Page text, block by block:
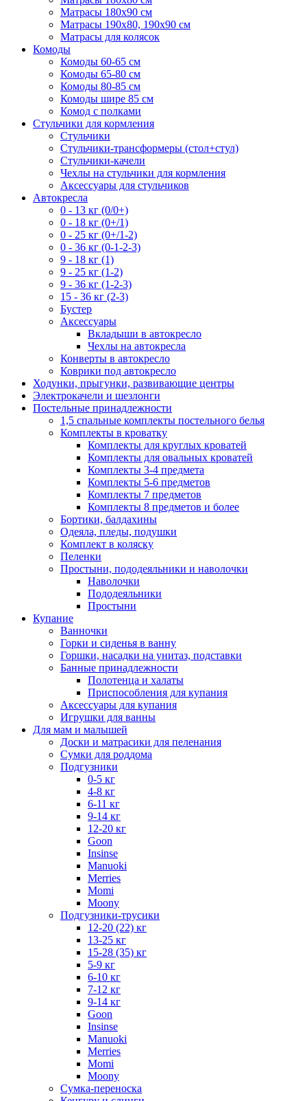
Матрасы 180х90 см
Матрасы 190х80, 190х90 см
Матрасы для колясок
Комоды
Комоды 60-65 см
Комоды 65-80 см
Комоды 80-85 см
Комоды шире 85 см
Комод с полками
Стульчики для кормления
Стульчики
Стульчики-трансформеры (стол+стул)
Стульчики-качели
Чехлы на стульчики для кормления
Аксессуары для стульчиков
Автокресла
0 - 13 кг (0/0+)
0 - 18 кг (0+/1)
0 - 25 кг (0+/1-2)
0 - 36 кг (0-1-2-3)
9 - 18 кг (1)
9 - 25 кг (1-2)
9 - 36 кг (1-2-3)
15 - 36 кг (2-3)
Бустер
Аксессуары
Вкладыши в автокресло
Чехлы на автокресла
Конверты в автокресло
Коврики под автокресло
Ходунки, прыгунки, развивающие центры
Электрокачели и шезлонги
Постельные принадлежности
1,5 спальные комплекты постельного белья
Комплекты в кроватку
Комплекты для круглых кроватей
Комплекты для овальных кроватей
Комплекты 3-4 предмета
Комплекты 5-6 предметов
Комплекты 7 предметов
Комплекты 8 предметов и более
Бортики, балдахины
Одеяла, пледы, подушки
Комплект в коляску
Пеленки
Простыни, пододеяльники и наволочки
Наволочки
Пододеяльники
Простыни
Купание
Ванночки
Горки и сиденья в ванну
Горшки, насадки на унитаз, подставки
Банные принадлежности
Полотенца и халаты
Приспособления для купания
Аксессуары для купания
Игрушки для ванны
Для мам и малышей
Доски и матрасики для пеленания
Сумки для роддома
Подгузники
0-5 кг
4-8 кг
6-11 кг
9-14 кг
12-20 кг
Goon
Insinse
Manuoki
Merries
Momi
Moony
Подгузники-трусики
12-20 (22) кг
13-25 кг
15-28 (35) кг
5-9 кг
6-10 кг
7-12 кг
9-14 кг
Goon
Insinse
Manuoki
Merries
Momi
Moony
Сумка-переноска